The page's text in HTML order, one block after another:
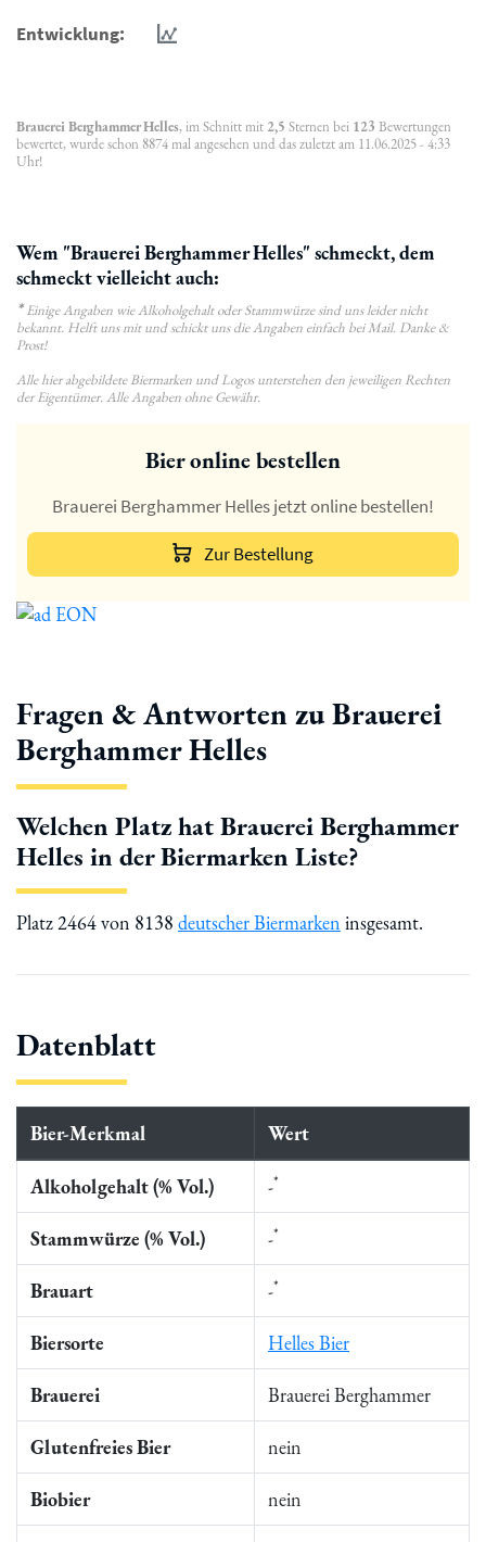
Entwicklung:
Brauerei Berghammer Helles, im Schnitt mit 2,5 Sternen bei 123 Bewertungen
bewertet, wurde schon 8874 mal angesehen und das zuletzt am 11.06.2025 - 4:33
Uhr!
Wem "Brauerei Berghammer Helles" schmeckt, dem
schmeckt vielleicht auch:
*Einige Angaben wie Alkoholgehalt oder Stammwürze sind uns leider nicht
bekannt. Helft uns mit und schickt uns die Angaben einfach bei Mail. Danke &
Prost!
Alle hier abgebildete Biermarken und Logos unterstehen den jeweiligen Rechten
der Eigentümer. Alle Angaben ohne Gewähr.
Bier online bestellen
Brauerei Berghammer Helles jetzt online bestellen!
Zur Bestellung
Fragen & Antworten zu Brauerei
Berghammer Helles
Welchen Platz hat Brauerei Berghammer
Helles in der Biermarken Liste?
Platz 2464 von 8138 deutscher Biermarken insgesamt.
Datenblatt
Bier-Merkmal Wert
Alkoholgehalt (% Vol.) -*
Stammwürze (% Vol.) -*
Brauart -*
Biersorte Helles Bier
Brauerei Brauerei Berghammer
Glutenfreies Bier nein
Biobier nein